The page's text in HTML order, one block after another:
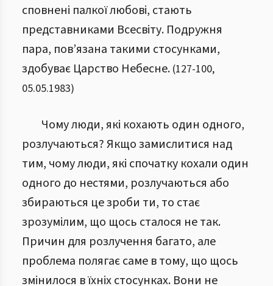
сповнені палкої любові, стають
представниками Всесвіту. Подружня
пара, пов’язана такими стосунками,
здобуває Царство Небесне. (127-100,
05.05.1983)
Чому люди, які кохають один одного,
розлучаються? Якщо замислитися над
тим, чому люди, які спочатку кохали один
одного до нестями, розлучаються або
збираються це зроби ти, то стає
зрозумілим, що щось сталося не так.
Причин для розлучення багато, але
проблема полягає саме в тому, що щось
змінилося в їхніх стосунках. Вони не